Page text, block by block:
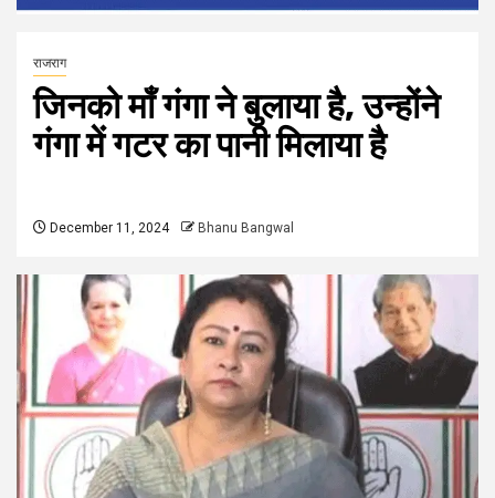
राजराग
जिनको माँ गंगा ने बुलाया है, उन्होंने
गंगा में गटर का पानी मिलाया है
December 11, 2024 Bhanu Bangwal